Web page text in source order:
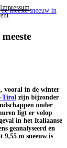
Impressum.
meeste sneeuw in
vooral in de winter
Tirol zijn bijzonder
onder
ligt er volop
in het Italiaanse
geanalyseerd en
m sneeuw is